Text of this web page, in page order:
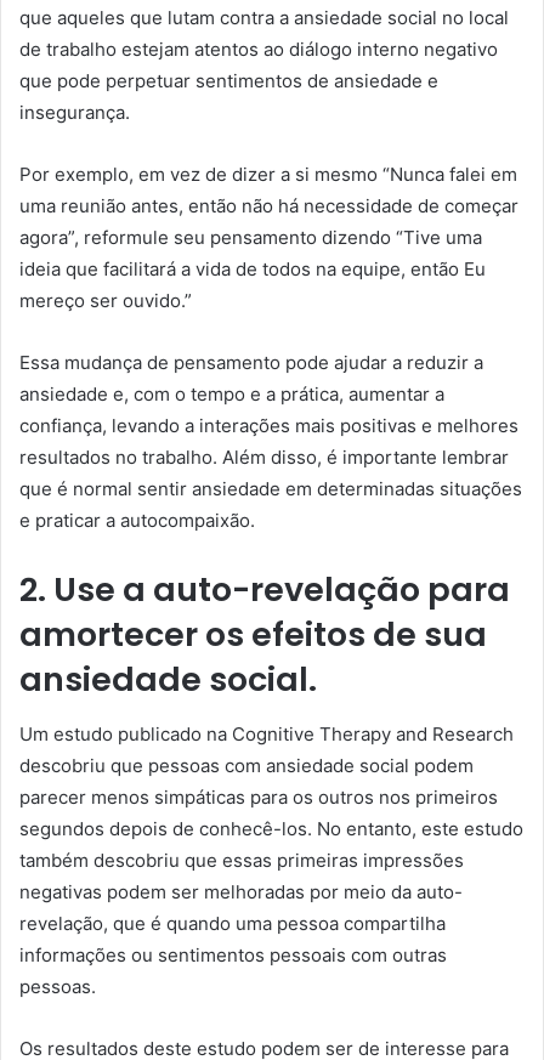
que aqueles que lutam contra a ansiedade social no local
de trabalho estejam atentos ao diálogo interno negativo
que pode perpetuar sentimentos de ansiedade e
insegurança.
Por exemplo, em vez de dizer a si mesmo “Nunca falei em
uma reunião antes, então não há necessidade de começar
agora”, reformule seu pensamento dizendo “Tive uma
ideia que facilitará a vida de todos na equipe, então Eu
mereço ser ouvido.”
Essa mudança de pensamento pode ajudar a reduzir a
ansiedade e, com o tempo e a prática, aumentar a
confiança, levando a interações mais positivas e melhores
resultados no trabalho. Além disso, é importante lembrar
que é normal sentir ansiedade em determinadas situações
e praticar a autocompaixão.
2. Use a auto-revelação para
amortecer os efeitos de sua
ansiedade social.
Um estudo publicado na Cognitive Therapy and Research
descobriu que pessoas com ansiedade social podem
parecer menos simpáticas para os outros nos primeiros
segundos depois de conhecê-los. No entanto, este estudo
também descobriu que essas primeiras impressões
negativas podem ser melhoradas por meio da auto-
revelação, que é quando uma pessoa compartilha
informações ou sentimentos pessoais com outras
pessoas.
Os resultados deste estudo podem ser de interesse para